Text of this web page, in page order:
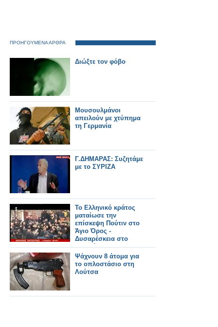
ΠΡΟΗΓΟΥΜΕΝΑ ΑΡΘΡΑ
Διώξτε τον φόβο
Μουσουλμάνοι
απειλούν με χτύπημα
τη Γερμανία
Γ.ΔΗΜΑΡΑΣ: Συζητάμε
με το ΣΥΡΙΖΑ
Το Ελληνικό κράτος
ματαίωσε την
επίσκεψη Πούτιν στο
Άγιο Όρος -
Δυσαρέσκεια στο
Κρεμλίνο για την
Ελλάδα
Ψάχνουν 8 άτομα για
το οπλοστάσιο στη
Λούτσα